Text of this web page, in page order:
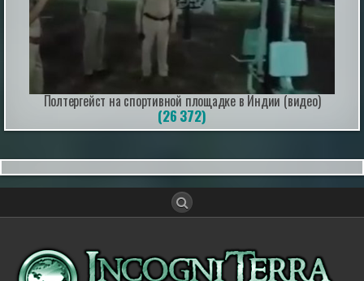
вылезли из дома только к веч...
screepdveri.ru 20th Aug 2025
Иерихоне 9 тысяч лет назад
Так называемый «иерихонский череп» был найден
британским археологом Кэтлин Кэньон в 1953 году
во время раскопок на территории города Иерихон
(сейчас — Западный берег реки Иордан, в то время —
Иордания). Упоминаемый в
поселений в мире, по оценкам археологов, люди
непрерывно живут в этих местах на уж...
xistory.ru | 20th Mar 2025
Полтергейст на спортивной площадке в Индии (видео)
(26 372)